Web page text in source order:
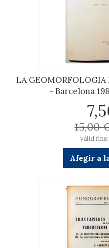
LA GEOMORFOLOGIA
- Barcelona
15,00
vàlid
Afegir a